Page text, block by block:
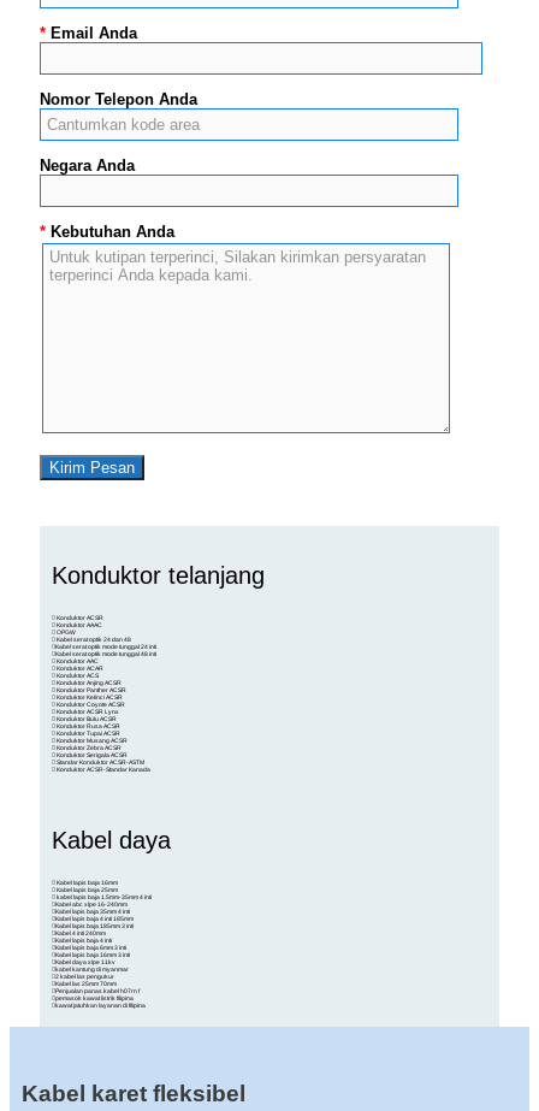
* Email Anda
Nomor Telepon Anda
Negara Anda
* Kebutuhan Anda
Konduktor telanjang
Konduktor ACSR
Konduktor AAAC
OPGW
Kabel serat optik 24 dan 48
Kabel serat optik mode tunggal 24 inti
Kabel serat optik mode tunggal 48 inti
Konduktor AAC
Konduktor ACAR
Konduktor ACS
Konduktor Anjing ACSR
Konduktor Panther ACSR
Konduktor Kelinci ACSR
Konduktor Coyote ACSR
Konduktor ACSR Lynx
Konduktor Bulu ACSR
Konduktor Rusa ACSR
Konduktor Tupai ACSR
Konduktor Musang ACSR
Konduktor Zebra ACSR
Konduktor Serigala ACSR
Standar Konduktor ACSR-ASTM
Konduktor ACSR-Standar Kanada
Kabel daya
Kabel lapis baja 16mm
Kabel lapis baja 25mm
kabel lapis baja 1.5mm-35mm 4 inti
Kabel abc xlpe 16-240mm
Kabel lapis baja 35mm 4 inti
Kabel lapis baja 4 inti 185mm
Kabel lapis baja 185mm 3 inti
Kabel 4 inti 240mm
Kabel lapis baja 4 inti
Kabel lapis baja 6mm 3 inti
Kabel lapis baja 16mm 3 inti
Kabel daya xlpe 11kv
kabel kantung di myanmar
2 kabel las pengukur
Kabel las 25mm 70mm
Penjualan panas kabel h07rn f
pemasok kawat listrik filipina
kawat jatuhkan layanan di filipina
Kabel karet fleksibel